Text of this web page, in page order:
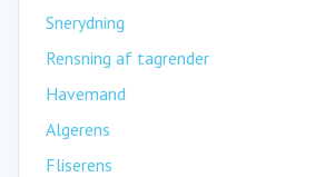
Snerydning
Rensning af tagrender
Havemand
Algerens
Fliserens